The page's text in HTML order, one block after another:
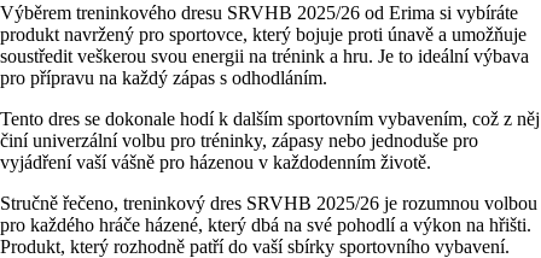
Výběrem treninkového dresu SRVHB 2025/26 od Erima si vybíráte
produkt navržený pro sportovce, který bojuje proti únavě a umožňuje
soustředit veškerou svou energii na trénink a hru. Je to ideální výbava
pro přípravu na každý zápas s odhodláním.
Tento dres se dokonale hodí k dalším sportovním vybavením, což z něj
činí univerzální volbu pro tréninky, zápasy nebo jednoduše pro
vyjádření vaší vášně pro házenou v každodenním životě.
Stručně řečeno, treninkový dres SRVHB 2025/26 je rozumnou volbou
pro každého hráče házené, který dbá na své pohodlí a výkon na hřišti.
Produkt, který rozhodně patří do vaší sbírky sportovního vybavení.